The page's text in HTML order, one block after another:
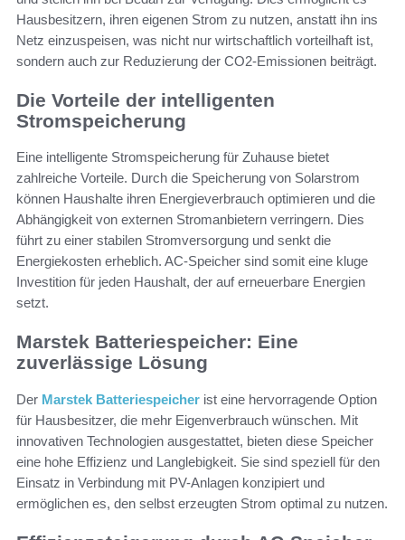
Hausbesitzern, ihren eigenen Strom zu nutzen, anstatt ihn ins
Netz einzuspeisen, was nicht nur wirtschaftlich vorteilhaft ist,
sondern auch zur Reduzierung der CO2-Emissionen beiträgt.
Die Vorteile der intelligenten
Stromspeicherung
Eine intelligente Stromspeicherung für Zuhause bietet
zahlreiche Vorteile. Durch die Speicherung von Solarstrom
können Haushalte ihren Energieverbrauch optimieren und die
Abhängigkeit von externen Stromanbietern verringern. Dies
führt zu einer stabilen Stromversorgung und senkt die
Energiekosten erheblich. AC-Speicher sind somit eine kluge
Investition für jeden Haushalt, der auf erneuerbare Energien
setzt.
Marstek Batteriespeicher: Eine
zuverlässige Lösung
Der Marstek Batteriespeicher ist eine hervorragende Option
für Hausbesitzer, die mehr Eigenverbrauch wünschen. Mit
innovativen Technologien ausgestattet, bieten diese Speicher
eine hohe Effizienz und Langlebigkeit. Sie sind speziell für den
Einsatz in Verbindung mit PV-Anlagen konzipiert und
ermöglichen es, den selbst erzeugten Strom optimal zu nutzen.